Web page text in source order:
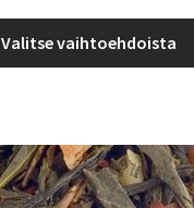
-
29,25 €
Valitse vaihtoehdoista